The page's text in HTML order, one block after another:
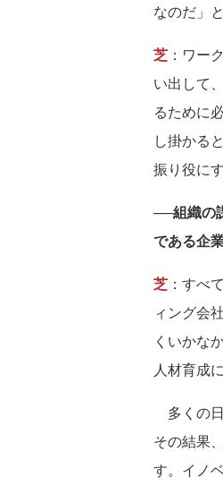
なのだ」
芝 ：ワー
い出して
るために
し掛かる
振り役に
──組織の
である企
芝 ：すべ
ィング会
くいかな
人材育成
多くの
その結果
す。イノ